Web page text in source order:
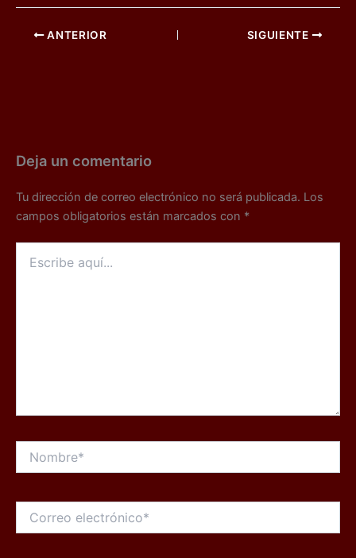
c
e
k
ai
l
er
g
g
m
p
ANTERIOR SIGUIENTE
Deja un comentario
Tu dirección de correo electrónico no será publicada. Los
campos obligatorios están marcados con *
aquí...
electrónico*